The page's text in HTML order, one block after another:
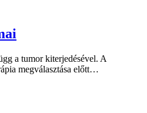
a tumor kiterjedésével. A
megválasztása előtt…